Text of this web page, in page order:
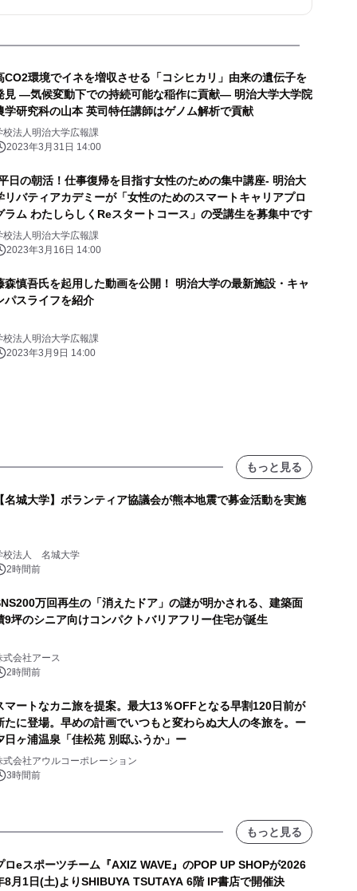
CO2環境でイネを増収させる「コシヒカリ」由来の遺伝子を
見 ―気候変動下での持続可能な稲作に貢献― 明治大学大学院
学研究科の山本 英司特任講師はゲノム解析で貢献
校法人明治大学広報課
2023年3月31日 14:00
日の朝活！仕事復帰を目指す女性のための集中講座- 明治大
リバティアカデミーが「女性のためのスマートキャリアプロ
ラム わたしらしくReスタートコース」の受講生を募集中です
校法人明治大学広報課
2023年3月16日 14:00
森慎吾氏を起用した動画を公開！ 明治大学の最新施設・キャ
パスライフを紹介
校法人明治大学広報課
2023年3月9日 14:00
もっと見る
【名城大学】ボランティア協議会が熊本地震で募金活動を実施
校法人 名城大学
2時間前
万回再生の「消えたドア」の謎が明かされる、建築面
9坪のシニア向けコンパクトバリアフリー住宅が誕生
式会社アース
2時間前
マートなカニ旅を提案。最大13％OFFとなる早割120日前が
たに登場。早めの計画でいつもと変わらぬ大人の冬旅を。ー
日ヶ浦温泉「佳松苑 別邸ふうか」ー
式会社アウルコーポレーション
3時間前
もっと見る
ロeスポーツチーム『AXIZ WAVE』のPOP UP SHOPが2026
8月1日(土)よりSHIBUYA TSUTAYA 6階 IP書店で開催決